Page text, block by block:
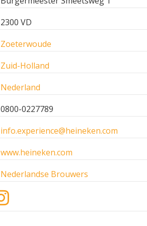
2300 VD
Zoeterwoude
Zuid-Holland
Nederland
0800-0227789
info.experience@heineken.com
www.heineken.com
Nederlandse Brouwers